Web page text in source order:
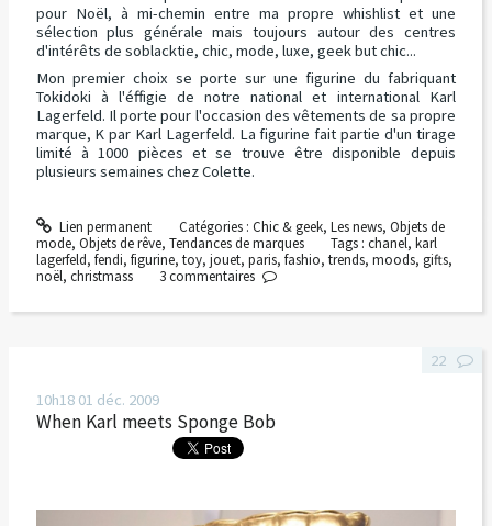
pour Noël, à mi-chemin entre ma propre whishlist et une
sélection plus générale mais toujours autour des centres
d'intérêts de soblacktie, chic, mode, luxe, geek but chic...
Mon premier choix se porte sur une figurine du fabriquant
Tokidoki à l'éffigie de notre national et international Karl
Lagerfeld. Il porte pour l'occasion des vêtements de sa propre
marque, K par Karl Lagerfeld. La figurine fait partie d'un tirage
limité à 1000 pièces et se trouve être disponible depuis
plusieurs semaines chez Colette.
Lien permanent Catégories : Chic & geek, Les news, Objets de
mode, Objets de rêve, Tendances de marques Tags :chanel,karl
lagerfeld, fendi, figurine, toy, jouet, paris, fashio, trends, moods, gifts,
noël, christmass 3commentaires
10h18 01 déc. 2009
When Karl meets Sponge Bob
22